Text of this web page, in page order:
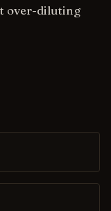
over-diluting